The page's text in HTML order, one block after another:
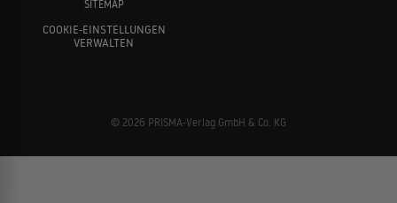
SITEMAP
COOKIE-EINSTELLUNGEN
VERWALTEN
© 2026 PRISMA-Verlag GmbH & Co. KG